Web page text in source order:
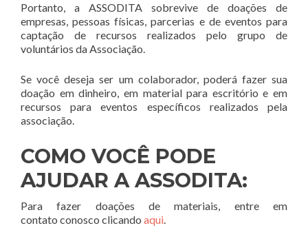
Portanto, a ASSODITA sobrevive de doações de
empresas, pessoas físicas, parcerias e de eventos para
captação de recursos realizados pelo grupo de
voluntários da Associação.
Se você deseja ser um colaborador, poderá fazer sua
doação em dinheiro, em material para escritório e em
recursos para eventos específicos realizados pela
associação.
COMO VOCÊ PODE
AJUDAR A ASSODITA:
Para fazer doações de materiais, entre em
contato conosco clicando aqui.